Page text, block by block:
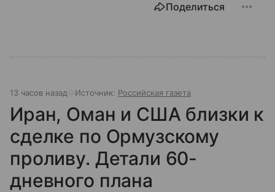
Поделиться
13 часов назад Источник: Российская газета
Иран, Оман и США близки к
сделке по Ормузскому
проливу. Детали 60-
дневного плана